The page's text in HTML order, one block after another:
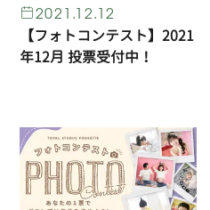
2021.12.12
【フォトコンテスト】2021
年12月 投票受付中！